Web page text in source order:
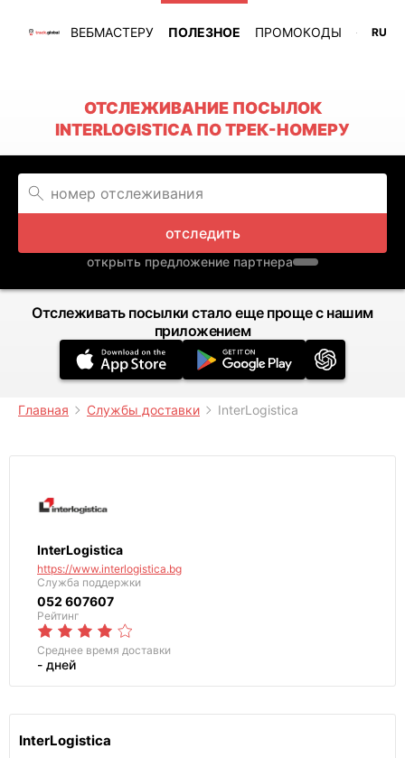
ВЕБМАСТЕРУ ПОЛЕЗНОЕ ПРОМОКОДЫ RU
ОТСЛЕЖИВАНИЕ ПОСЫЛОК
INTERLOGISTICA ПО ТРЕК-НОМЕРУ
отследить
открыть предложение партнера
Отслеживать посылки стало еще проще с нашим
приложением
Главная Службы доставки InterLogistica
InterLogistica
https://www.interlogistica.bg
Служба поддержки
052 607607
Рейтинг
Среднее время доставки
- дней
InterLogistica